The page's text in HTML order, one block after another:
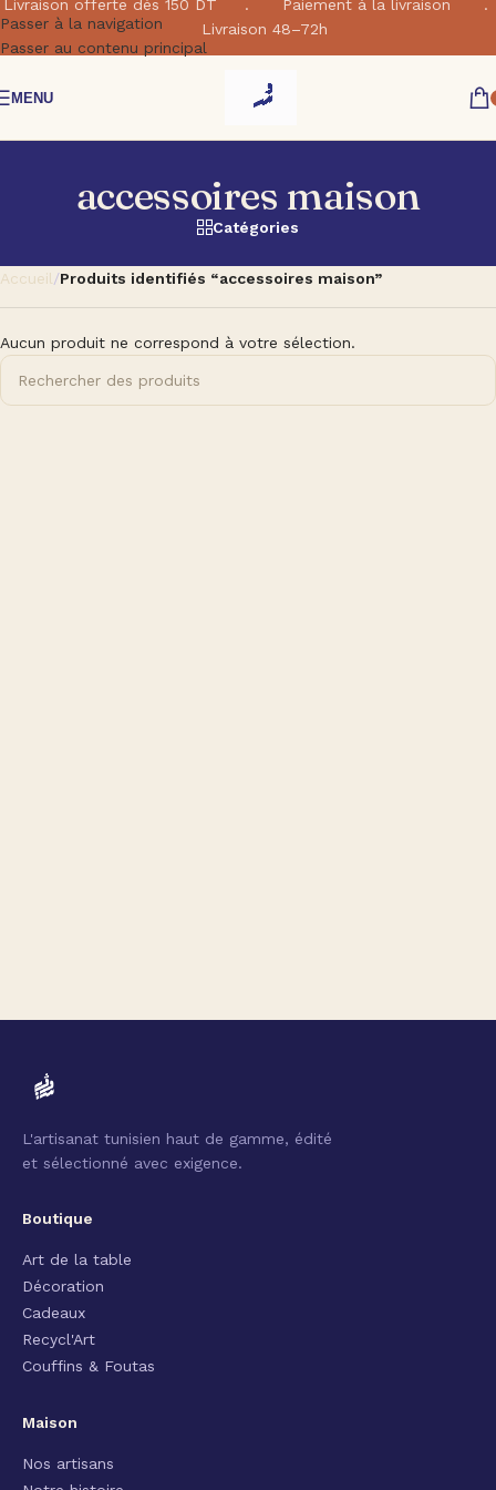
Passer à la navigation
Passer au contenu principal
Livraison offerte dés 150 DT . Paiement à la livraison .
Livraison 48–72h
MENU
accessoires maison
Catégories
Accueil/Produits identifiés “accessoires maison”
Aucun produit ne correspond à votre sélection.
L'artisanat tunisien haut de gamme, édité
et sélectionné avec exigence.
Boutique
Art de la table
Décoration
Cadeaux
Recycl'Art
Couffins & Foutas
Maison
Nos artisans